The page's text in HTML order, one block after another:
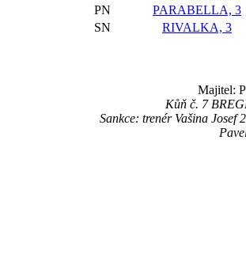
PN
PARABELLA, 3
SN
RIVALKA, 3
Majitel:
Kůň č. 7
Sankce: trenér Vašina Josef